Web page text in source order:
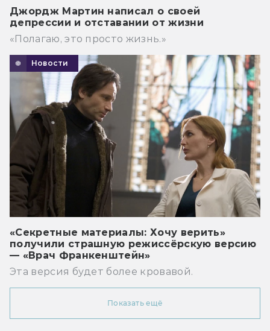
Джордж Мартин написал о своей
депрессии и отставании от жизни
«Полагаю, это просто жизнь.»
Новости
«Секретные материалы: Хочу верить»
получили страшную режиссёрскую версию
— «Врач Франкенштейн»
Эта версия будет более кровавой.
Показать ещё